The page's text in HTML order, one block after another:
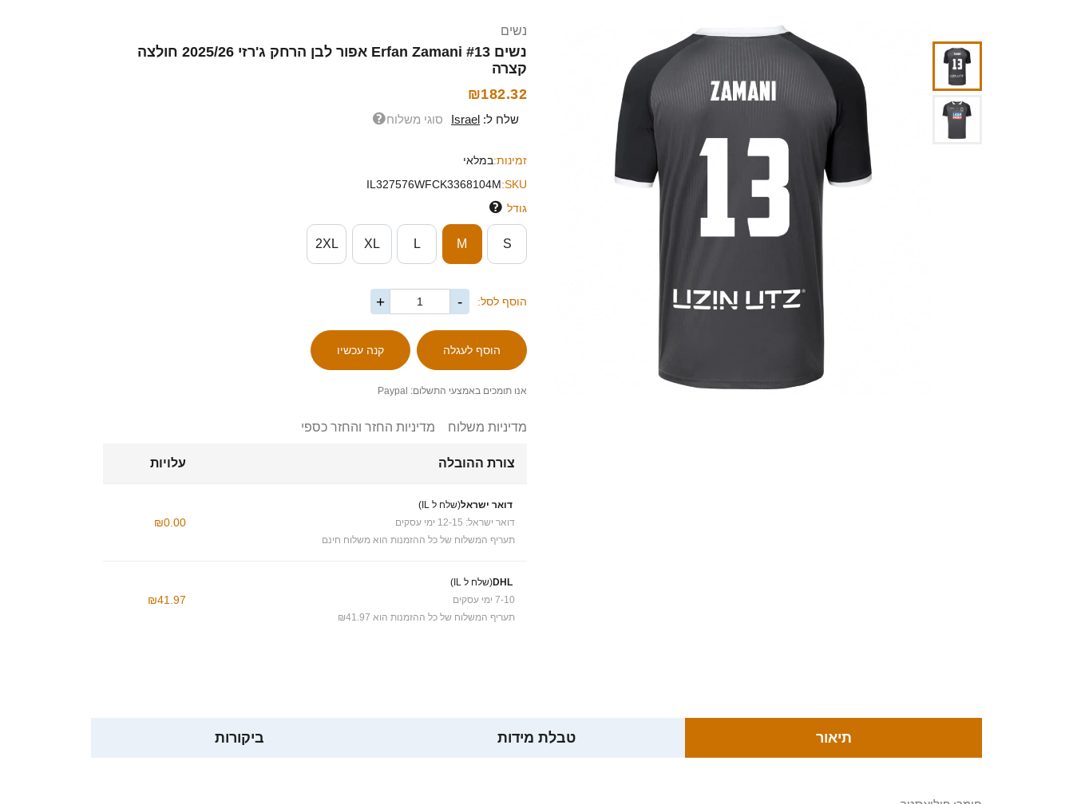
נשים
נשים Erfan Zamani #13 אפור לבן הרחק ג'רזי 2025/26 חולצה
קצרה
₪182.32
שלח ל: Israel סוגי משלוח
זמינות:במלאי
SKU:
IL327576WFCK3368104M
גודל
S
M
L
XL
2XL
הוסף לסל: -
+
אנו תומכים באמצעי התשלום: Paypal
מדיניות משלוח מדיניות החזר והחזר כספי
צורת ההובלה עלויות
דואר ישראל(שלח ל IL)
דואר ישראל: 12-15 ימי עסקים
תעריף המשלוח של כל ההזמנות הוא משלוח חינם
₪0.00
DHL(שלח ל IL)
7-10 ימי עסקים
תעריף המשלוח של כל ההזמנות הוא ₪41.97
₪41.97
תיאור טבלת מידות ביקורות